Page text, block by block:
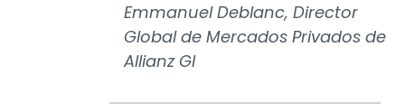
Emmanuel Deblanc, Director
Global de Mercados Privados de
Allianz GI